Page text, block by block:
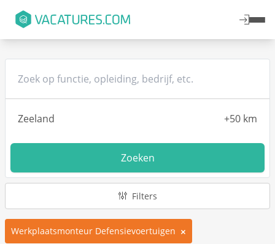
Zoeken
Filters
Werkplaatsmonteur Defensievoertuigen